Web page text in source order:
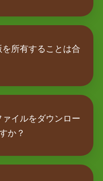
所有することは合
イルをダウンロー
か？